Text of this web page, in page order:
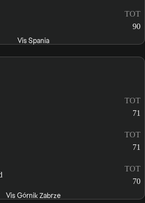
TOT
90
Vis Spania
TOT
71
TOT
71
TOT
70
Vis Górnik Zabrze